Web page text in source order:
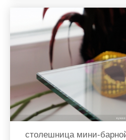
столешница мини-